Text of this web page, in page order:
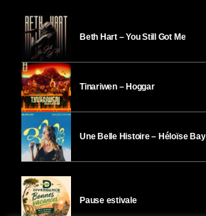
Beth Hart – You Still Got Me
Tinariwen – Hoggar
Une Belle Histoire – Héloïse Bay
Pause estivale